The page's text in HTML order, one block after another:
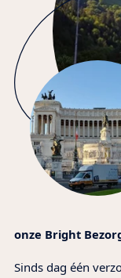
onze Bright
Sinds dag één